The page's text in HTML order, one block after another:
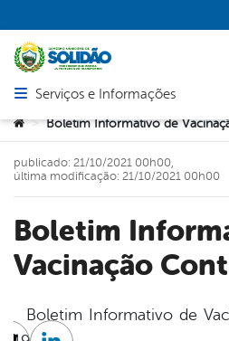
Abrir menu principal de
Serviços e Informações
Você está aqui:
> Boletim Informativo de
Boletim Informativo de
Vacinação
publicado: 21/10/2021 00h00,
última modificação: 21/10/2021 00h00
Boletim Informativo de